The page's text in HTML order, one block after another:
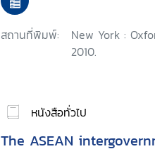
สถานที่พิมพ์:
New York :
2010.
หนังสือทั่วไป
The ASEAN